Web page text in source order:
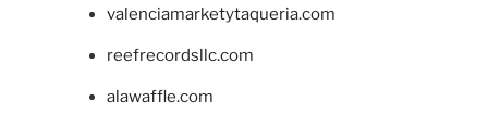
valenciamarketytaqueria.com
reefrecordsllc.com
alawaffle.com